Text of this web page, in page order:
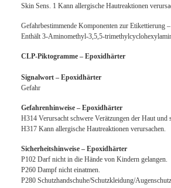
Skin Sens. 1 Kann allergische Hautreaktionen
Gefahrbestimmende Komponenten zur Etikettierung
Enthält 3-Aminomethyl-3,5,5-
CLP-Piktogramme – Epoxidhärter
Signalwort – Epoxidhärter
Gefahr
Gefahrenhinweise – Epoxidhärter
H314 Verursacht schwere Verätzungen der Haut und
H317 Kann allergische Hautreaktionen verursachen.
Sicherheitshinweise – Epoxidhärter
P102 Darf nicht in die Hände von Kindern gelangen.
P260 Dampf nicht einatmen.
P280 Schutzhandschuhe/Schutzkleidung/